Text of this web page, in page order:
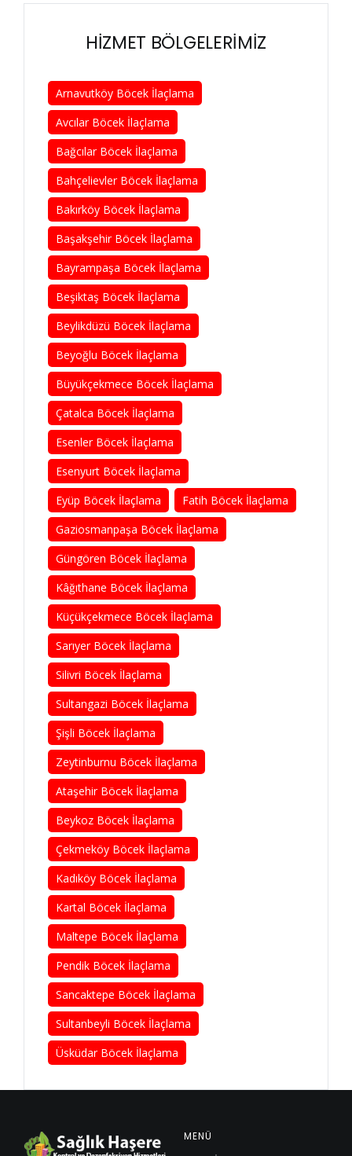
HİZMET BÖLGELERİMİZ
Arnavutköy Böcek İlaçlama
Avcılar Böcek İlaçlama
Bağcılar Böcek İlaçlama
Bahçelievler Böcek İlaçlama
Bakırköy Böcek İlaçlama
Başakşehir Böcek İlaçlama
Bayrampaşa Böcek İlaçlama
Beşiktaş Böcek İlaçlama
Beylikdüzü Böcek İlaçlama
Beyoğlu Böcek İlaçlama
Büyükçekmece Böcek İlaçlama
Çatalca Böcek İlaçlama
Esenler Böcek İlaçlama
Esenyurt Böcek İlaçlama
Eyüp Böcek İlaçlama
Fatih Böcek İlaçlama
Gaziosmanpaşa Böcek İlaçlama
Güngören Böcek İlaçlama
Kâğıthane Böcek İlaçlama
Küçükçekmece Böcek İlaçlama
Sarıyer Böcek İlaçlama
Silivri Böcek İlaçlama
Sultangazi Böcek İlaçlama
Şişli Böcek İlaçlama
Zeytinburnu Böcek İlaçlama
Ataşehir Böcek İlaçlama
Beykoz Böcek İlaçlama
Çekmeköy Böcek İlaçlama
Kadıköy Böcek İlaçlama
Kartal Böcek İlaçlama
Maltepe Böcek İlaçlama
Pendik Böcek İlaçlama
Sancaktepe Böcek İlaçlama
Sultanbeyli Böcek İlaçlama
Üsküdar Böcek İlaçlama
MENÜ